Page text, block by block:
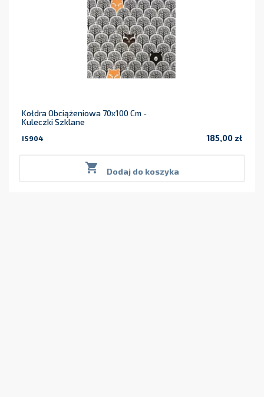
Kołdra Obciążeniowa 70x100 Cm -
Kuleczki Szklane
IS904 185,00 zł
 Dodaj do koszyka